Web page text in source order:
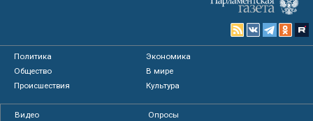
Политика
Экономика
Общество
В мире
Происшествия
Культура
Видео
Опросы